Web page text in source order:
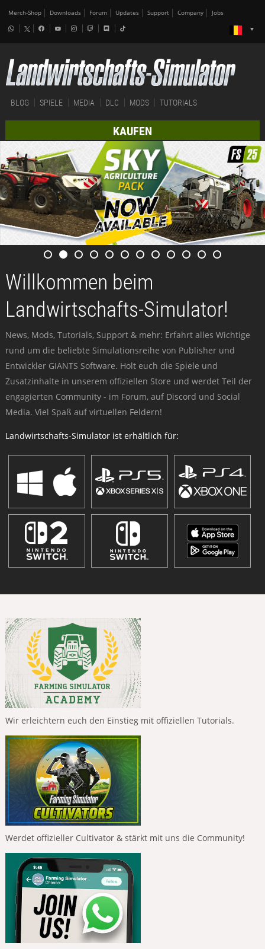
Merch-Shop Downloads Forum Updates Support Company Jobs
BLOG SPIELE MEDIA DLC MODS TUTORIALS
KAUFEN
Willkommen beim
Landwirtschafts-Simulator!
News, Mods, Tutorials, Support & mehr: Erfahrt alles Wichtige
rund um die beliebte Simulationsreihe von Publisher und
Entwickler GIANTS Software. Holt euch die Spiele und
Zusatzinhalte in unserem offiziellen Store und werdet Teil der
engagierten Community - im Forum, auf Discord und Social
Media. Viel Spaß auf virtuellen Feldern!
Landwirtschafts-Simulator ist erhältlich für:
Wir erleichtern euch den Einstieg mit offiziellen Tutorials.
Werdet offizieller Cultivator & stärkt mit uns die Community!